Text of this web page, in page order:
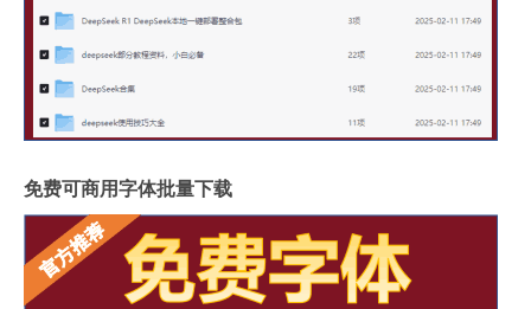
免费可商用字体批量下载